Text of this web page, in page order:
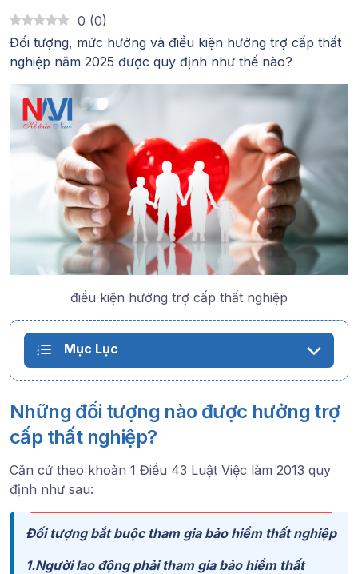
0 (0)
Đối tượng, mức hưởng và điều kiện hưởng trợ cấp thất
nghiệp năm 2025 được quy định như thế nào?
điều kiện hưởng trợ cấp thất nghiệp
Mục Lục
Những đối tượng nào được hưởng trợ
cấp thất nghiệp?
Căn cứ theo khoản 1 Điều 43 Luật Việc làm 2013 quy
định như sau:
Đối tượng bắt buộc tham gia bảo hiểm thất nghiệp
1.Người lao động phải tham gia bảo hiểm thất